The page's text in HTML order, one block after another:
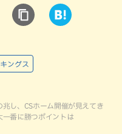
ングス
兆し、CSホーム開催が見えてき
番に勝つポイントは